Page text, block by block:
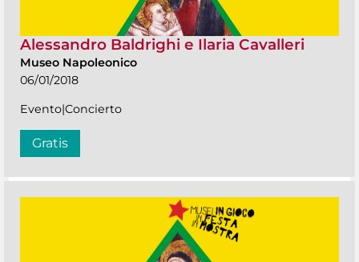
Alessandro Baldrighi e Ilaria Cavalleri
Museo Napoleonico
06/01/2018
Evento|Concierto
Gratis